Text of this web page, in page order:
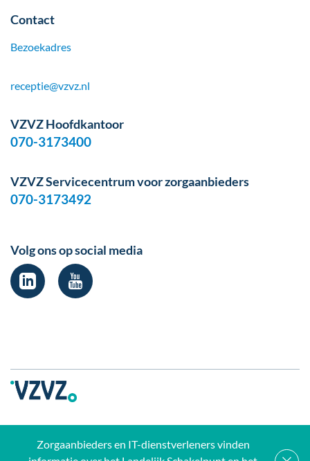
Zorgaanbieders en IT-dienstverleners vinden
Contact
Bezoekadres
receptie@vzvz.nl
VZVZ Hoofdkantoor
070-3173400
VZVZ Servicecentrum voor zorgaanbieders
070-3173492
Volg ons op social media
Privacy verklaringDisclaimerKlokkenluidersregeling